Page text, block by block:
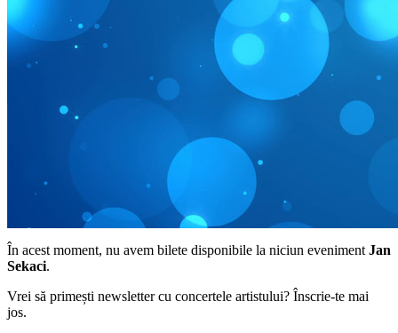
În acest moment, nu avem bilete disponibile la niciun eveniment Jan
Sekaci.
Vrei să primești newsletter cu concertele artistului? Înscrie-te mai
jos.